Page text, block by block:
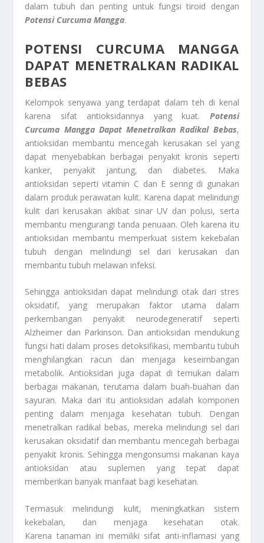
dalam tubuh dan penting untuk fungsi tiroid dengan
Potensi Curcuma Mangga.
POTENSI CURCUMA MANGGA
DAPAT MENETRALKAN RADIKAL
BEBAS
Kelompok senyawa yang terdapat dalam teh di kenal
karena sifat antioksidannya yang kuat. Potensi
Curcuma Mangga Dapat Menetralkan Radikal Bebas,
antioksidan membantu mencegah kerusakan sel yang
dapat menyebabkan berbagai penyakit kronis seperti
kanker, penyakit jantung, dan diabetes. Maka
antioksidan seperti vitamin C dan E sering di gunakan
dalam produk perawatan kulit. Karena dapat melindungi
kulit dari kerusakan akibat sinar UV dan polusi, serta
membantu mengurangi tanda penuaan. Oleh karena itu
antioksidan membantu memperkuat sistem kekebalan
tubuh dengan melindungi sel dari kerusakan dan
membantu tubuh melawan infeksi.
Sehingga antioksidan dapat melindungi otak dari stres
oksidatif, yang merupakan faktor utama dalam
perkembangan penyakit neurodegeneratif seperti
Alzheimer dan Parkinson. Dan antioksidan mendukung
fungsi hati dalam proses detoksifikasi, membantu tubuh
menghilangkan racun dan menjaga keseimbangan
metabolik. Antioksidan juga dapat di temukan dalam
berbagai makanan, terutama dalam buah-buahan dan
sayuran. Maka dari itu antioksidan adalah komponen
penting dalam menjaga kesehatan tubuh. Dengan
menetralkan radikal bebas, mereka melindungi sel dari
kerusakan oksidatif dan membantu mencegah berbagai
penyakit kronis. Sehingga mengonsumsi makanan kaya
antioksidan atau suplemen yang tepat dapat
memberikan banyak manfaat bagi kesehatan.
Termasuk melindungi kulit, meningkatkan sistem
kekebalan, dan menjaga kesehatan otak.
Karena tanaman ini memiliki sifat anti-inflamasi yang